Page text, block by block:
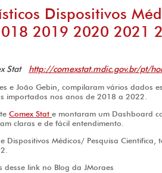
Dispositivos
2019 2020 2021
Stat http://comexstat.mdic.gov.br/pt/
e João Gebin, compilaram vários dados
importados nos anos de 2018 a 2022.
Comex Stat e montaram um Dashboard
claras e de fácil entendimento.
Dispositivos Médicos/ Pesquisa
desse link no Blog da JMoraes